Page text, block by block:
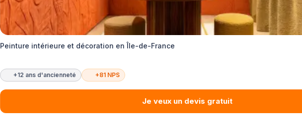
Peinture intérieure et décoration en Île-de-France
+12 ans d'ancienneté +81 NPS
Je veux un devis gratuit